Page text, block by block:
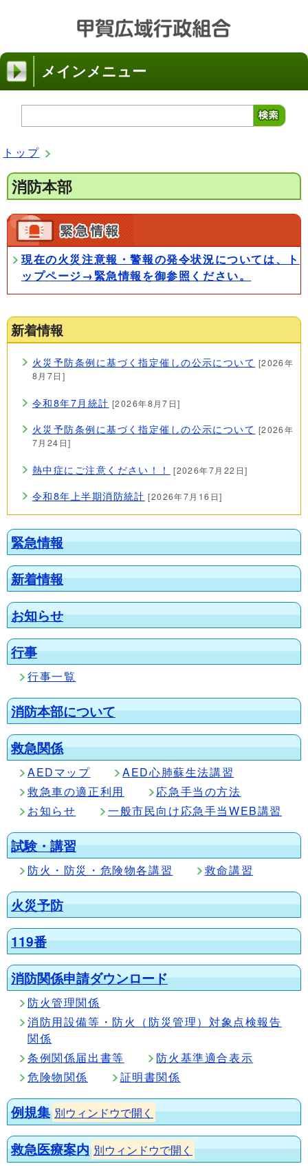
メインメニュー
トップ
消防本部
現在の火災注意報・警報の発令状況については、ト
ップページ→緊急情報を御参照ください。
新着情報
火災予防条例に基づく指定催しの公示について [2026年
8月7日]
令和8年7月統計 [2026年8月7日]
火災予防条例に基づく指定催しの公示について [2026年
7月24日]
熱中症にご注意ください！！
[2026年7月22日]
令和8年上半期消防統計 [2026年7月16日]
緊急情報
新着情報
お知らせ
行事
行事一覧
消防本部について
救急関係
AEDマップ
AED心肺蘇生法講習
救急車の適正利用
応急手当の方法
お知らせ
一般市民向け応急手当WEB講習
試験・講習
防火・防災・危険物各講習 救命講習
火災予防
119番
消防関係申請ダウンロード
防火管理関係
消防用設備等・防火（防災管理）対象点検報告
関係
条例関係届出書等
防火基準適合表示
危険物関係
証明書関係
例規集 別ウィンドウで開く
救急医療案内 別ウィンドウで開く